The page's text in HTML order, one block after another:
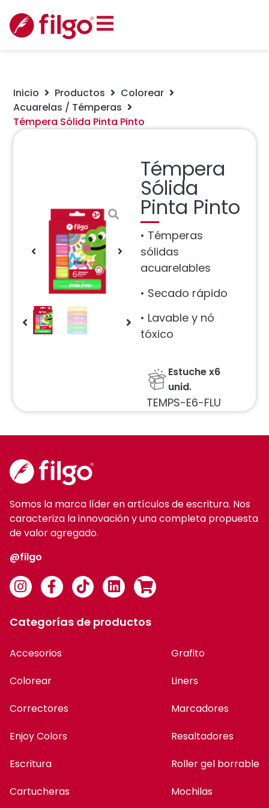
Inicio Productos
Colorear
Acuarelas / Témperas
Témpera Sólida Pinta Pinto
Témpera
Sólida
Pinta Pinto
• Témperas
sólidas
acuarelables
• Secado rápido
• Lavable y nó
tóxico
Estuche x6
unid.
TEMPS-E6-FLU
Somos la marca líder en artículos de escritura. Nos
caracteriza la innovación y una completa propuesta
de valor agregado.
@filgo
Categorías de productos
Accesorios
Colorear
Correctores
Enjoy Colors
Escritura
Cartucheras
Grafito
Liners
Marcadores
Resaltadores
Roller gel borrable
Mochilas